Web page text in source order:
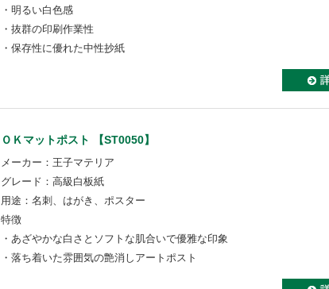
・明るい白色感
・抜群の印刷作業性
・保存性に優れた中性抄紙
ＯＫマットポスト 【ST0050】
メーカー：王子マテリア
グレード：高級白板紙
用途：名刺、はがき、ポスター
特徴
・あざやかな白さとソフトな肌合いで優雅な印象
・落ち着いた雰囲気の艶消しアートポスト